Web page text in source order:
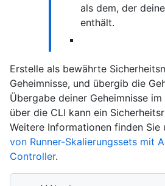
als dem, der
enthält.
Erstelle als bewährte
Geheimnisse, und übergib die
Übergabe deiner Geheimnisse
über die CLI kann ein
Weitere Informationen finden Sie
von Runner-Skalierungssets mit
Controller.